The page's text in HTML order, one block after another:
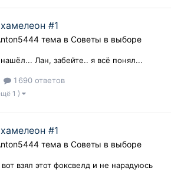
#1
тема в Советы в выборе
Лан, забейте.. я всё понял...
1 690 ответов
1 )
#1
тема в Советы в выборе
взял этот фоксвелд и не нарадуюсь